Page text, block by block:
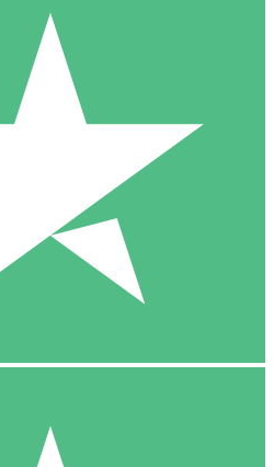
10 Descargas
20 00